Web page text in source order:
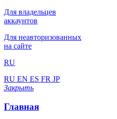
Для владельцев
аккаунтов
Для неавторизованных
на сайте
RU
RU EN ES FR JP
Закрыть
Главная